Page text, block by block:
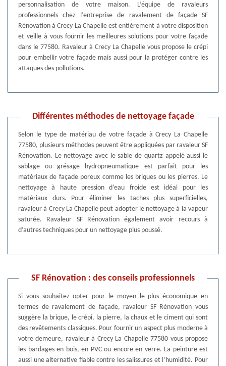
personnalisation de votre maison. L’équipe de ravaleurs
professionnels chez l’entreprise de ravalement de façade SF
Rénovation à Crecy La Chapelle est entièrement à votre disposition
et veille à vous fournir les meilleures solutions pour votre façade
dans le 77580. Ravaleur à Crecy La Chapelle vous propose le crépi
pour embellir votre façade mais aussi pour la protéger contre les
attaques des pollutions.
Différentes méthodes de nettoyage façade
Selon le type de matériau de votre façade à Crecy La Chapelle
77580, plusieurs méthodes peuvent être appliquées par ravaleur SF
Rénovation. Le nettoyage avec le sable de quartz appelé aussi le
sablage ou grésage hydropneumatique est parfait pour les
matériaux de façade poreux comme les briques ou les pierres. Le
nettoyage à haute pression d’eau froide est idéal pour les
matériaux durs. Pour éliminer les taches plus superficielles,
ravaleur à Crecy La Chapelle peut adopter le nettoyage à la vapeur
saturée. Ravaleur SF Rénovation également avoir recours à
d’autres techniques pour un nettoyage plus poussé.
SF Rénovation : des conseils professionnels
Si vous souhaitez opter pour le moyen le plus économique en
termes de ravalement de façade, ravaleur SF Rénovation vous
suggère la brique, le crépi, la pierre, la chaux et le ciment qui sont
des revêtements classiques. Pour fournir un aspect plus moderne à
votre demeure, ravaleur à Crecy La Chapelle 77580 vous propose
les bardages en bois, en PVC ou encore en verre. La peinture est
aussi une alternative fiable contre les salissures et l’humidité. Pour